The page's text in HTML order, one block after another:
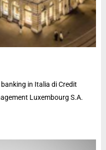
in Italia di Credit
Luxembourg S.A.